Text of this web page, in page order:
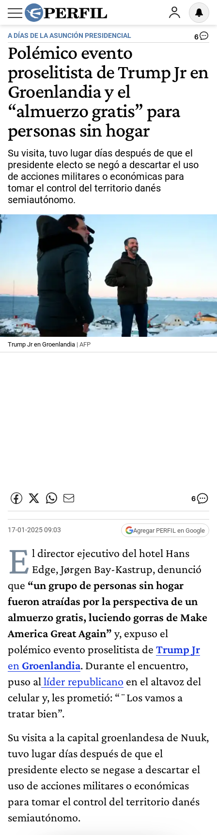
A DÍAS DE LA ASUNCIÓN PRESIDENCIAL 6
Polémico evento
proselitista de Trump Jr en
Groenlandia y el
“almuerzo gratis” para
personas sin hogar
Su visita, tuvo lugar días después de que el
presidente electo se negó a descartar el uso
de acciones militares o económicas para
tomar el control del territorio danés
semiautónomo.
Trump Jr en Groenlandia | AFP
6
17-01-2025 09:03 Agregar PERFIL en Google
E l director ejecutivo del hotel Hans
Edge, Jørgen Bay-Kastrup, denunció
que “un grupo de personas sin hogar
fueron atraídas por la perspectiva de un
almuerzo gratis, luciendo gorras de Make
America Great Again” y, expuso el
polémico evento proselitista de Trump Jr
en Groenlandia. Durante el encuentro,
puso al líder republicano en el altavoz del
celular y, les prometió: “¨Los vamos a
tratar bien”.
Su visita a la capital groenlandesa de Nuuk,
tuvo lugar días después de que el
presidente electo se negase a descartar el
uso de acciones militares o económicas
para tomar el control del territorio danés
semiautónomo.